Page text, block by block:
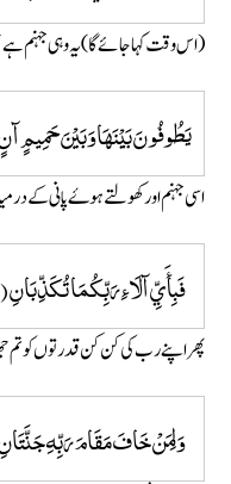
(اس وقت کہا جائے گا ) یہ وہی جہنم
يَطُوفُونَ بَيْنَهَا وَبَيْنَ حَمِيمٍ آنٍ
اسی جہنم اور کھولتے ہوۓ پانی کے
فَبِأَيِّ آلَاءِ رَبِّكُمَا تُكَذِّبَانِ (45)
پھر اپنے رب کی کن کن قدرتوں کو تم
وَلِمَنْ خَافَ مَقَامَ رَبِّهِ جَنَّتَانِ